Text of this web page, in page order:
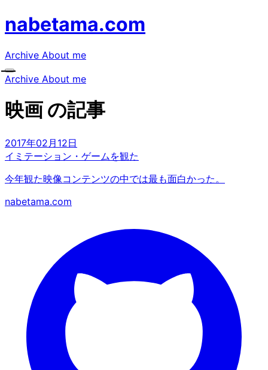
nabetama.com
Archive About me
Archive About me
映画 の記事
2017年02月12日
イミテーション・ゲームを観た
今年観た映像コンテンツの中では最も面白かった。
nabetama.com